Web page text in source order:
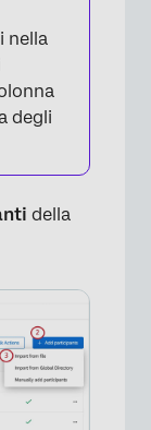
nella
degli
della